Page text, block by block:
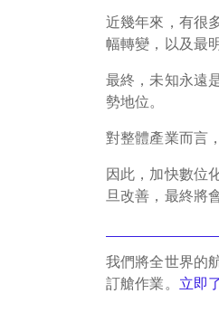
近幾年來，有很
幅轉變，以及最
最終，未知永遠
勢地位。
對整體產業而言
因此，加快數位
旦改善，最終將
我們將全世界的
訂艙作業。 立即